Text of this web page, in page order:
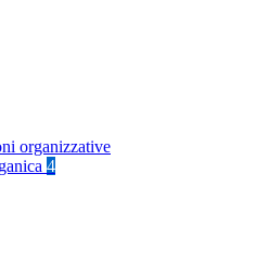
organizzative
4